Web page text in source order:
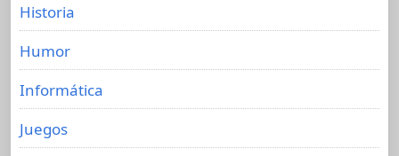
Historia
Humor
Informática
Juegos